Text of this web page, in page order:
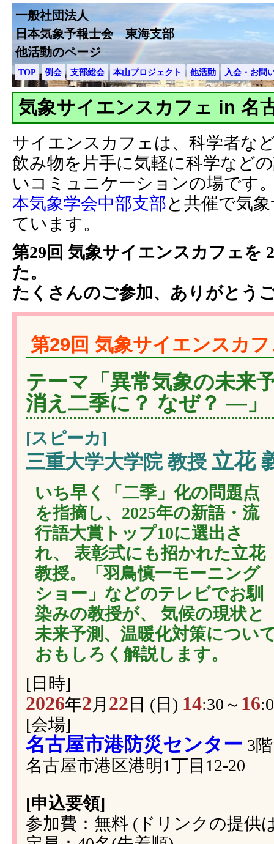
一般社団法人
日本気象予報士会 東海支部
他活動のページ
TOP 例会 支部総会 本山プロジェクト 他活動 入会・お問
気象サイエンスカフェ in 名
サイエンスカフェは、科学者な
飲み物を片手に気軽に科学など
いコミュニケーションの場です
本気象学会中部支部と共催で気
ています。
第29回 気象サイエンスカフェを
た。
たくさんのご参加、ありがとう
第29回 気象サイエンスカ
テーマ「異常気象の未来
消え二季に？ なぜ？ ―」
[スピーカ]
三重大学大学院 教授立花
いち早く「二季」化の問題点
を指摘し、2025年の新語・流
行語大賞トップ10に選出さ
れ、 表彰式にも招かれた立花
教授。「羽鳥慎一モーニング
ショー」などのテレビでお馴
染みの教授が、 気候の現状と
未来予測、温暖化対策につい
おもしろく解説します。
[日時]
2026年2月 22 日 (日) 14:30～ 16
[会場]
名古屋市港防災センター 3
名古屋市港区港明1丁目12-20
[申込要領]
参加費：無料 (ドリンクの提供